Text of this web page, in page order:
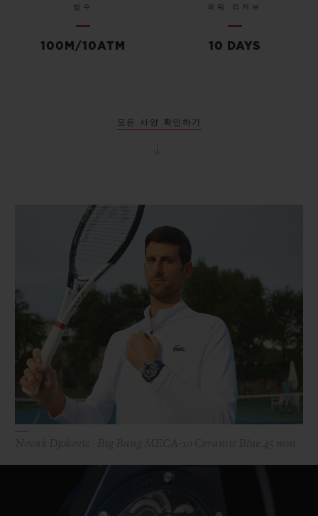
방수
100M/10ATM
파워 리저브
10 DAYS
모든 사양 확인하기